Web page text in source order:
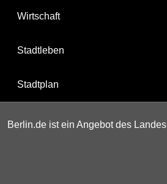
Wirtschaft
Stadtleben
Stadtplan
Berlin.de ist ein Angebot des